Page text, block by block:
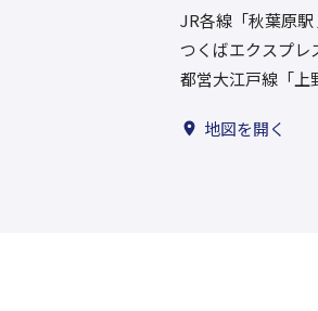
JR各線「秋葉原
つくばエクスプレ
都営大江戸線「上
地図を開く